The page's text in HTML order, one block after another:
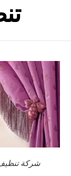
شركة تنظيف